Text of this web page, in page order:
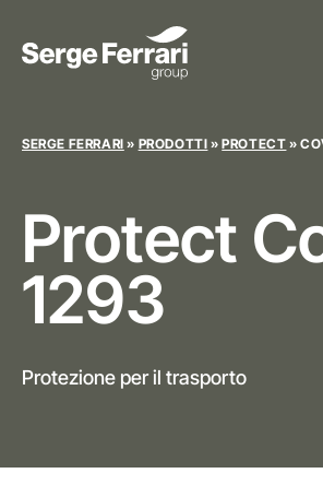
SERGE FERRARI » PRODOTTI »PROTECT »
Protect
1293
Protezione per il trasporto